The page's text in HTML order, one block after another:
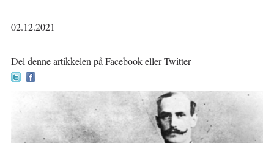
02.12.2021
Del denne artikkelen på Facebook eller Twitter